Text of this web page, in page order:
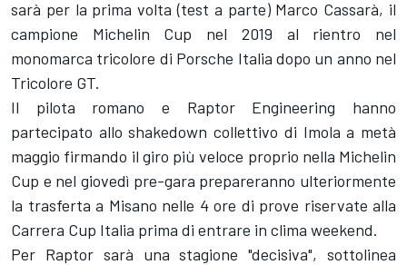
sarà per la prima volta (test a parte) Marco Cassarà, il
campione Michelin Cup nel 2019 al rientro nel
monomarca tricolore di Porsche Italia dopo un anno nel
Tricolore GT.
Il pilota romano e Raptor Engineering hanno
partecipato allo shakedown collettivo di Imola a metà
maggio firmando il giro più veloce proprio nella Michelin
Cup e nel giovedì pre-gara prepareranno ulteriormente
la trasferta a Misano nelle 4 ore di prove riservate alla
Carrera Cup Italia prima di entrare in clima weekend.
Per Raptor sarà una stagione "decisiva", sottolinea